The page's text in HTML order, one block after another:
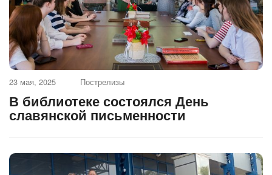
23 мая, 2025 Пострелизы
В библиотеке состоялся День
славянской письменности